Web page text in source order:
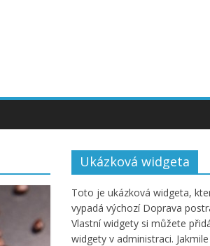
Ukázková widgeta
Toto je ukázková widgeta,
vypadá výchozí Doprava
Vlastní widgety si můžete
widgety v administraci.